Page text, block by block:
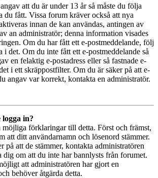
att du är under 13 år så måste du följa
du fått. Vissa forum kräver också att nya
innan de kan användas, antingen av
an administratör; denna information visades
Om du har fått ett e-postmeddelande, följ
i det. Om du inte fått ett e-postmeddelande så
en felaktig e-postadress eller så fastnade e-
i ett skräppostfilter. Om du är säker på att e-
angav var korrekt, kontakta en administratör.
in?
förklaringar till detta. Först och främst,
att ditt användarnamn och lösenord stämmer.
på att de stämmer, kontakta administratören
dig om att du inte har bannlysts från forumet.
att administratören har gjort en
behöver åtgärda detta.